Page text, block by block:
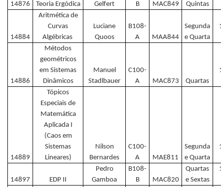
14876
Teoria Ergódica
Gelfert
B
MAC849
Quintas
14884
Aritmética de
Curvas
Algébricas
Luciane
Quoos
B108-
A
MAA844
Segunda
e Quarta
14886
Métodos
geométricos
em Sistemas
Dinâmicos
Manuel
Stadlbauer
C100-
A
MAC873 Quartas
14889
Tópicos
Especiais de
Matemática
Aplicada I
(Caos em
Sistemas
Lineares)
Nilson
Bernardes
C100-
A
MAE811
Segunda
e Quarta
14897 EDP II
Pedro
Gamboa
B108-
B
MAC820
Quartas
e Sextas